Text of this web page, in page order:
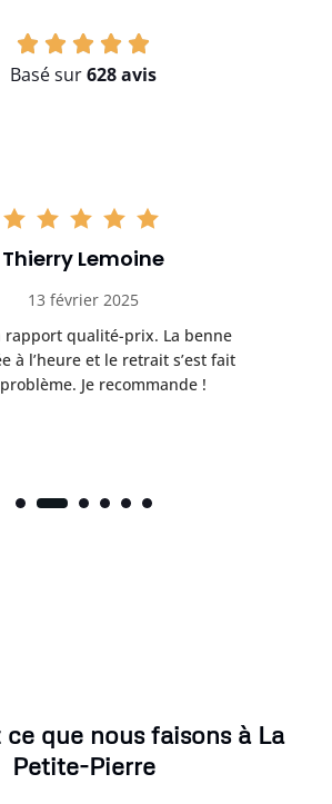
Basé sur628 avis
Thierry Lemoine
13 février 2025
rapport qualité-prix. La benne
à l’heure et le retrait s’est fait
Je recommande !
ce que nous faisons à La
Petite-Pierre